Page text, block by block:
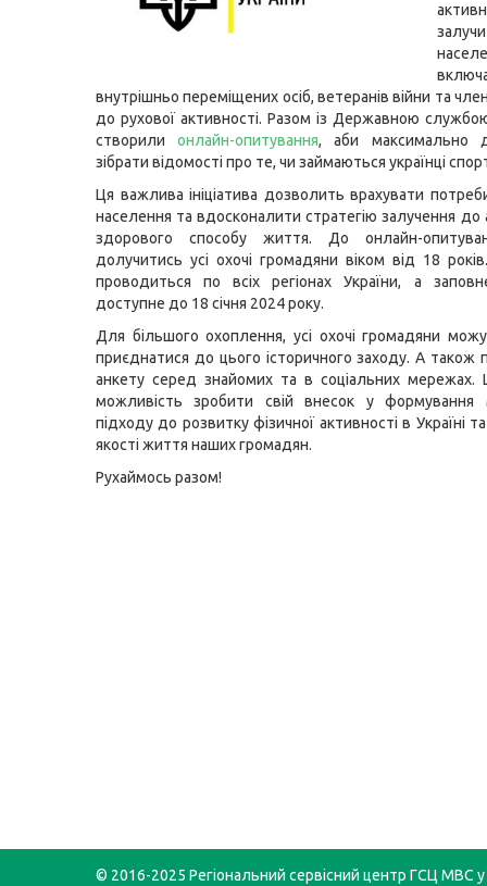
внутрішньо переміщених осіб, ветеранів війни та
до рухової активності. Разом із Державною
створили
онлайн-опитування, аби максимально
зібрати відомості про те, чи займаються українці
Ця важлива ініціатива дозволить врахувати
населення та вдосконалити стратегію залучення до
здорового способу життя. До онлайн-
долучитись усі охочі громадяни віком від 18
проводиться по всіх регіонах України, а
доступне до 18 січня 2024 року.
Для більшого охоплення, усі охочі громадяни
приєднатися до цього історичного заходу. А
анкету серед знайомих та в соціальних мережах.
можливість зробити свій внесок у формування
підходу до розвитку фізичної активності в Україні
якості життя наших громадян.
Рухаймось разом!
© 2016-2025 Регіональний сервісний центр ГСЦ МВС у